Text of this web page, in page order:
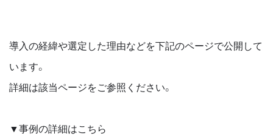
導入の経緯や選定した理由などを下記のページで公開して
います。
詳細は該当ページをご参照ください。
▼事例の詳細はこちら